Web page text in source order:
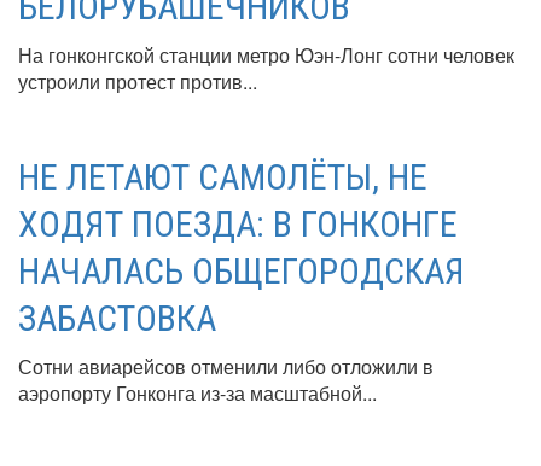
На гонконгской станции метро Юэн-Лонг сотни человек
устроили протест против...
НЕ ЛЕТАЮТ САМОЛЁТЫ, НЕ
ХОДЯТ ПОЕЗДА: В ГОНКОНГЕ
НАЧАЛАСЬ ОБЩЕГОРОДСКАЯ
ЗАБАСТОВКА
Сотни авиарейсов отменили либо отложили в
аэропорту Гонконга из-за масштабной...